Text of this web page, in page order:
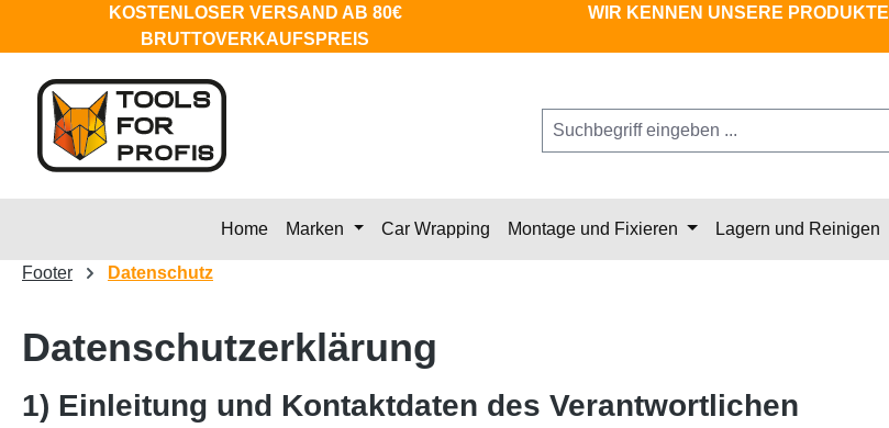
Hauptinhalt springen
Zur Suche springen
Zur Hauptnavigation springen
KOSTENLOSER VERSAND AB 80€
BRUTTOVERKAUFSPREIS
WIR KENNEN UNSERE PRODUKTE
Home Marken Car Wrapping Montage und Fixieren Lagern und Reinigen
Footer Datenschutz
Datenschutzerklärung
1) Einleitung und Kontaktdaten des Verantwortlichen